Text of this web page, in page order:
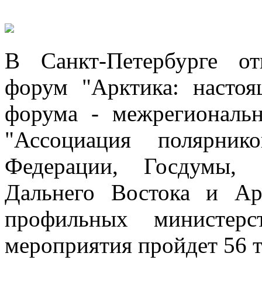
В Санкт-Петербурге
форум "Арктика:
форума -
"Ассоциация
Федерации, Госдумы,
Дальнего Востока и
профильных
мероприятия пройдет 56